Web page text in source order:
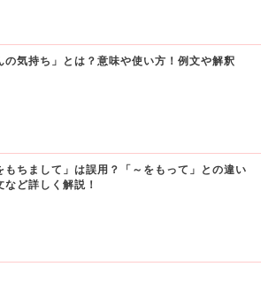
の気持ち」とは？意味や使い方！例文や解釈
もちまして」は誤用？「～をもって」との違い
など詳しく解説！